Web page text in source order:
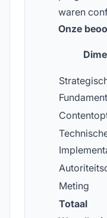
waren
Onze
Fundament
Meting
Totaal